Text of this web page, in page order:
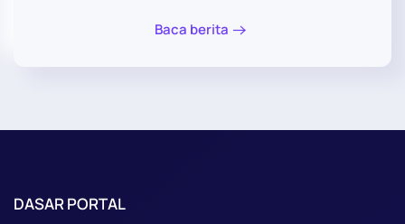
Baca berita
DASAR PORTAL